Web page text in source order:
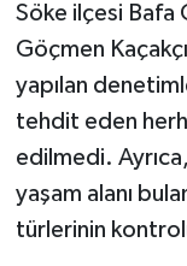
Söke ilçesi Bafa
Göçmen
yapılan
tehdit eden
edilmedi.
yaşam alanı
türlerinin
MAGAZİN
ÖZEL
SAĞLIK